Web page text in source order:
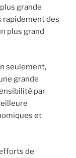
grande
rapidement des
plus grand
seulement,
grande
par
et
de